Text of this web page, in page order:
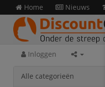
Home Nieuws
Inloggen
Alle categorieën